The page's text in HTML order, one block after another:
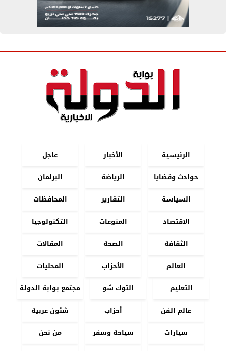
الرئيسية الأخبار
عاجل
حوادث وقضايا
الرياضة
البرلمان
السياسة
التقارير
المحافظات
الاقتصاد
المنوعات
التكنولوجيا
الثقافة
الصحة
المقالات
العالم
الأحزاب
المحليات
التعليم
التوك شو
مجتمع بوابة الدولة
عالم الفن
أحزاب
شئون عربية
سيارات
سياحة وسفر
من نحن